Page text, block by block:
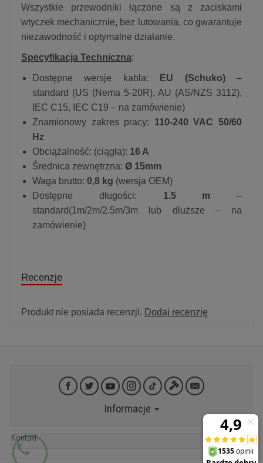
Wszystkie przewodniki łączone są z zaciskami
wtyczek mechanicznie, bez lutowania, co gwarantuje
niezawodność i optymalne działanie.
Specyfikacja Techniczna:
Dostępne wersje kabla: EU (Schuko)–
standard (US (Nema 5-20R), AU (AS/NZS 3112),
IEC C15, IEC C19 – na zamówienie)
Znamionowy zakres pracy: 110-240 VAC 50/60
Hz
Obciążalność: (ciągła): 16 A
Średnica zewnętrzna: Ø 15mm
Waga brutto: 0,8 kg (wersja OEM)
Dostępne długości: 1.5 m –
standard(1m/2m/2.5m/3m lub dłuższe – na
zamówienie)
Recenzje
Produkt nie posiada recenzji. Dodaj recenzję
Informacje
Kontakt